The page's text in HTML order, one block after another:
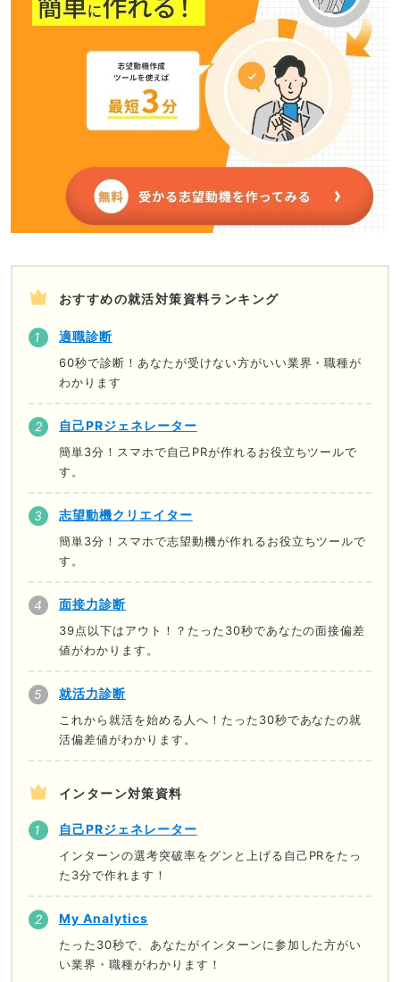
おすすめの就活対策資料ランキング
適職診断
60秒で診断！あなたが受けない方がいい業界・職種が
わかります
自己PRジェネレーター
簡単3分！スマホで自己PRが作れるお役立ちツールで
す。
志望動機クリエイター
簡単3分！スマホで志望動機が作れるお役立ちツールで
す。
面接力診断
39点以下はアウト！？たった30秒であなたの面接偏差
値がわかります。
就活力診断
これから就活を始める人へ！たった30秒であなたの就
活偏差値がわかります。
インターン対策資料
自己PRジェネレーター
インターンの選考突破率をグンと上げる自己PRをたっ
た3分で作れます！
My Analytics
たった30秒で、あなたがインターンに参加した方がい
い業界・職種がわかります！